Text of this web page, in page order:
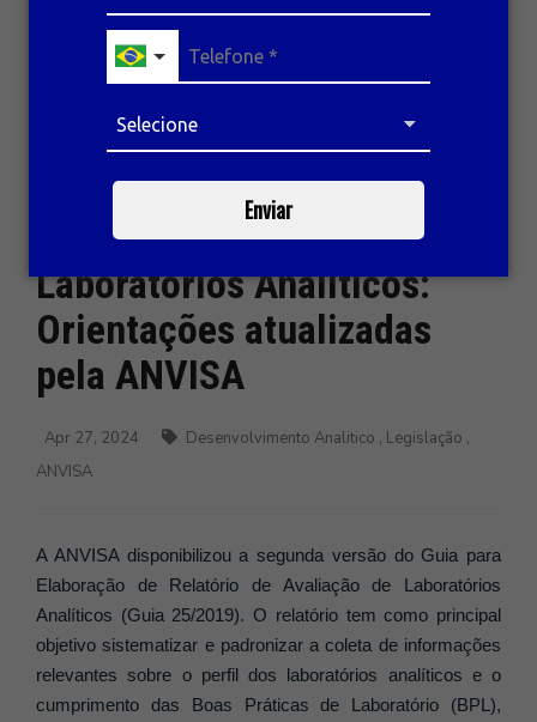
Enviar
CONTATO
Laboratórios Analíticos:
Orientações atualizadas
pela ANVISA
Apr 27, 2024 Desenvolvimento Analitico , Legislação ,
ANVISA
A ANVISA disponibilizou a segunda versão do Guia para
Elaboração de Relatório de Avaliação de Laboratórios
Analíticos (Guia 25/2019). O relatório tem como principal
objetivo sistematizar e padronizar a coleta de informações
relevantes sobre o perfil dos laboratórios analíticos e o
cumprimento das Boas Práticas de Laboratório (BPL),